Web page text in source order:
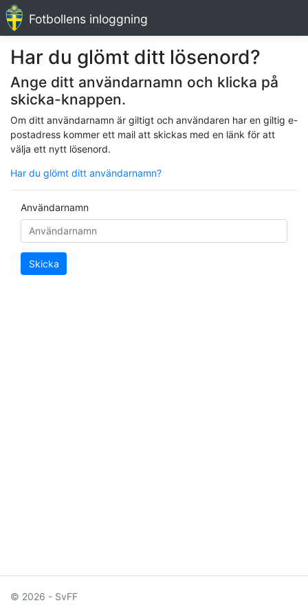
Fotbollens inloggning
Har du glömt ditt lösenord?
Ange ditt användarnamn och klicka på
skicka-knappen.
Om ditt användarnamn är giltigt och användaren har en giltig e-
postadress kommer ett mail att skickas med en länk för att
välja ett nytt lösenord.
Har du glömt ditt användarnamn?
Användarnamn
Skicka
© 2026 - SvFF